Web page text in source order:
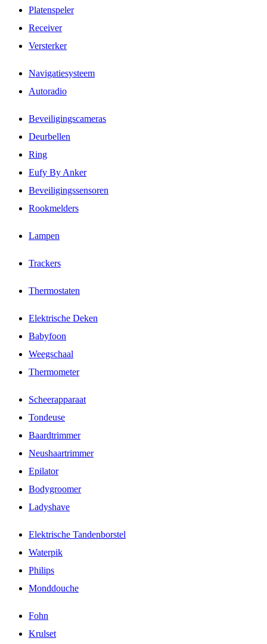
Platenspeler
Receiver
Versterker
Navigatiesysteem
Autoradio
Beveiligingscameras
Deurbellen
Ring
Eufy By Anker
Beveiligingssensoren
Rookmelders
Lampen
Trackers
Thermostaten
Elektrische Deken
Babyfoon
Weegschaal
Thermometer
Scheerapparaat
Tondeuse
Baardtrimmer
Neushaartrimmer
Epilator
Bodygroomer
Ladyshave
Elektrische Tandenborstel
Waterpik
Philips
Monddouche
Fohn
Krulset